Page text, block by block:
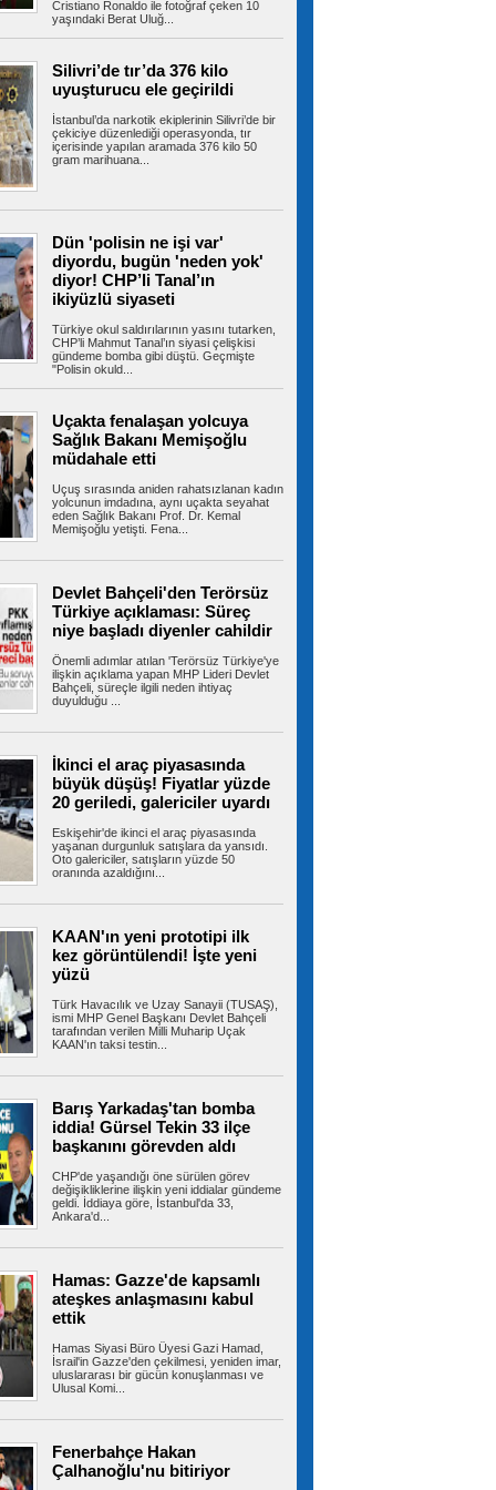
Kartal’da park halindeki minibüs
park halindeki minibüste henüz
bir nedenle yangın çıktı....
Meteorolojiden kritik uyarı!
dahil 31 ile gök gürültülü sağanak
Genel Müdürlüğünden alınan son
Bahçelievler’de 100 çocuğa
dağıtım töreni
Belediyesince çocukları sağlıklı
teşvik etmek amacıyla...
Bağcılar’da iş yerine uyuşturucu
1 kilo 740 gram esrar ele
Bağcılar’da uyuşturucu madde ticareti
belirlenen bir iş...
Çatalca'da eğitim uçağı sert iniş
yaptı: Öğrenci pilot yaralı
Hazarfen Havalimanı'nda eğitim uçuşu
sert iniş yapan uçakta...
yeni dönem: 81 ilde 30 bin yeni
eğitim yılında okul güvenliğinin
için İçişleri Bakanlığı, Milli...
Üsküdar'da şaibeli başkan vekili
seçimi: Mahkeme iptal kararı verebilir
seçimi sırasında AK Partili...
açıklama
toplantısı sonrası yapılan 8 maddelik yazılı
Terörsüz Türkiye...
Beşiktaş 10 kişi kalmasına
deplasmanda kazanmasını bildi 1-0
UEFA Avrupa Ligi 3. eleme turu ilk
Çekya ekibi Hradec...
Salah yaklaşık 30 bin taraftarın
yeni transferi Muhammed Salah,
Güneş Spor Kompleksi'ndeki...
Avcılar Belediye Başkanı Utku
Çaykara hakkında tahliye kararı verildi
Cristiano Ronaldo ile fotoğraf çeken 10
yaşındaki Berat Uluğ...
Silivri’de tır’da 376 kilo
uyuşturucu ele geçirildi
İstanbul’da narkotik ekiplerinin Silivri’de bir
çekiciye düzenlediği operasyonda, tır
içerisinde yapılan aramada 376 kilo 50
gram marihuana...
Dün 'polisin ne işi var'
diyordu, bugün 'neden yok'
diyor! CHP’li Tanal’ın
ikiyüzlü siyaseti
Türkiye okul saldırılarının yasını tutarken,
CHP’li Mahmut Tanal’ın siyasi çelişkisi
gündeme bomba gibi düştü. Geçmişte
"Polisin okuld...
Uçakta fenalaşan yolcuya
Sağlık Bakanı Memişoğlu
müdahale etti
Uçuş sırasında aniden rahatsızlanan kadın
yolcunun imdadına, aynı uçakta seyahat
eden Sağlık Bakanı Prof. Dr. Kemal
Memişoğlu yetişti. Fena...
Devlet Bahçeli'den Terörsüz
Türkiye açıklaması: Süreç
niye başladı diyenler cahildir
Önemli adımlar atılan 'Terörsüz Türkiye'ye
ilişkin açıklama yapan MHP Lideri Devlet
Bahçeli, süreçle ilgili neden ihtiyaç
duyulduğu ...
İkinci el araç piyasasında
büyük düşüş! Fiyatlar yüzde
20 geriledi, galericiler uyardı
Eskişehir'de ikinci el araç piyasasında
yaşanan durgunluk satışlara da yansıdı.
Oto galericiler, satışların yüzde 50
oranında azaldığını...
KAAN'ın yeni prototipi ilk
kez görüntülendi! İşte yeni
yüzü
Türk Havacılık ve Uzay Sanayii (TUSAŞ),
ismi MHP Genel Başkanı Devlet Bahçeli
tarafından verilen Milli Muharip Uçak
KAAN'ın taksi testin...
Barış Yarkadaş'tan bomba
iddia! Gürsel Tekin 33 ilçe
başkanını görevden aldı
CHP'de yaşandığı öne sürülen görev
değişikliklerine ilişkin yeni iddialar gündeme
geldi. İddiaya göre, İstanbul'da 33,
Ankara'd...
Hamas: Gazze'de kapsamlı
ateşkes anlaşmasını kabul
ettik
Hamas Siyasi Büro Üyesi Gazi Hamad,
İsrail'in Gazze'den çekilmesi, yeniden imar,
uluslararası bir gücün konuşlanması ve
Ulusal Komi...
Fenerbahçe Hakan
Çalhanoğlu'nu bitiriyor